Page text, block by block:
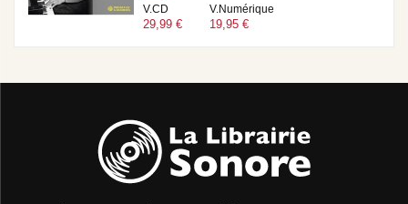
V.CD
29,99 €
V.Numérique
19,95 €